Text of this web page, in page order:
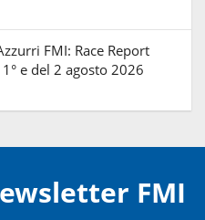
FMI: Race Report
e del 2 agosto 2026
FMI